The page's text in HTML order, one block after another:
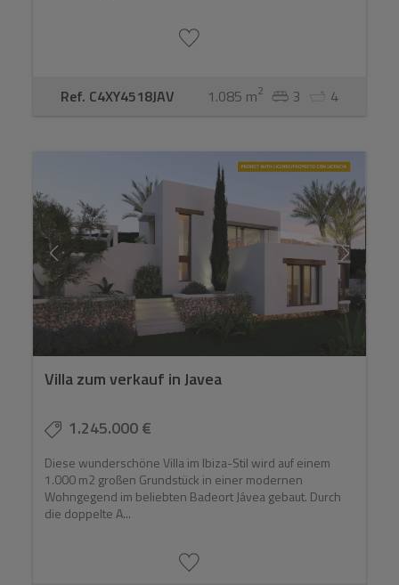
Ref. C4XY4518JAV 1.085 m2 3 4
Villa zum verkauf in Javea
1.245.000 €
Diese wunderschöne Villa im Ibiza-Stil wird auf einem
1.000 m2 großen Grundstück in einer modernen
Wohngegend im beliebten Badeort Jávea gebaut. Durch
die doppelte A...